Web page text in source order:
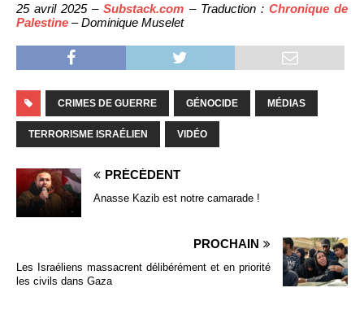
25 avril 2025 –Substack.com – Traduction : Chronique de
Palestine – Dominique Muselet
CRIMES DE GUERRE GÉNOCIDE MÉDIAS
TERRORISME ISRAÉLIEN VIDÉO
PRÉCÉDENT
Anasse Kazib est notre camarade !
PROCHAIN
Les Israéliens massacrent délibérément et en priorité
les civils dans Gaza